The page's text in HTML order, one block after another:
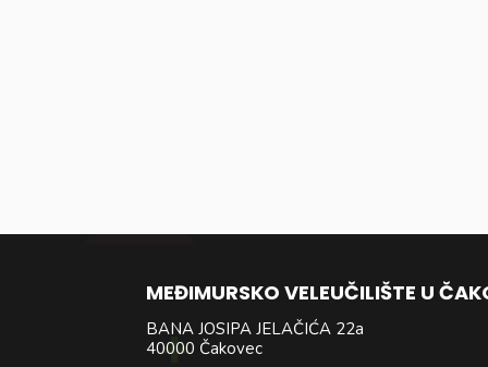
MEĐIMURSKO VELEUČILIŠTE U
BANA JOSIPA JELAČIĆA 22a
40000 Čakovec